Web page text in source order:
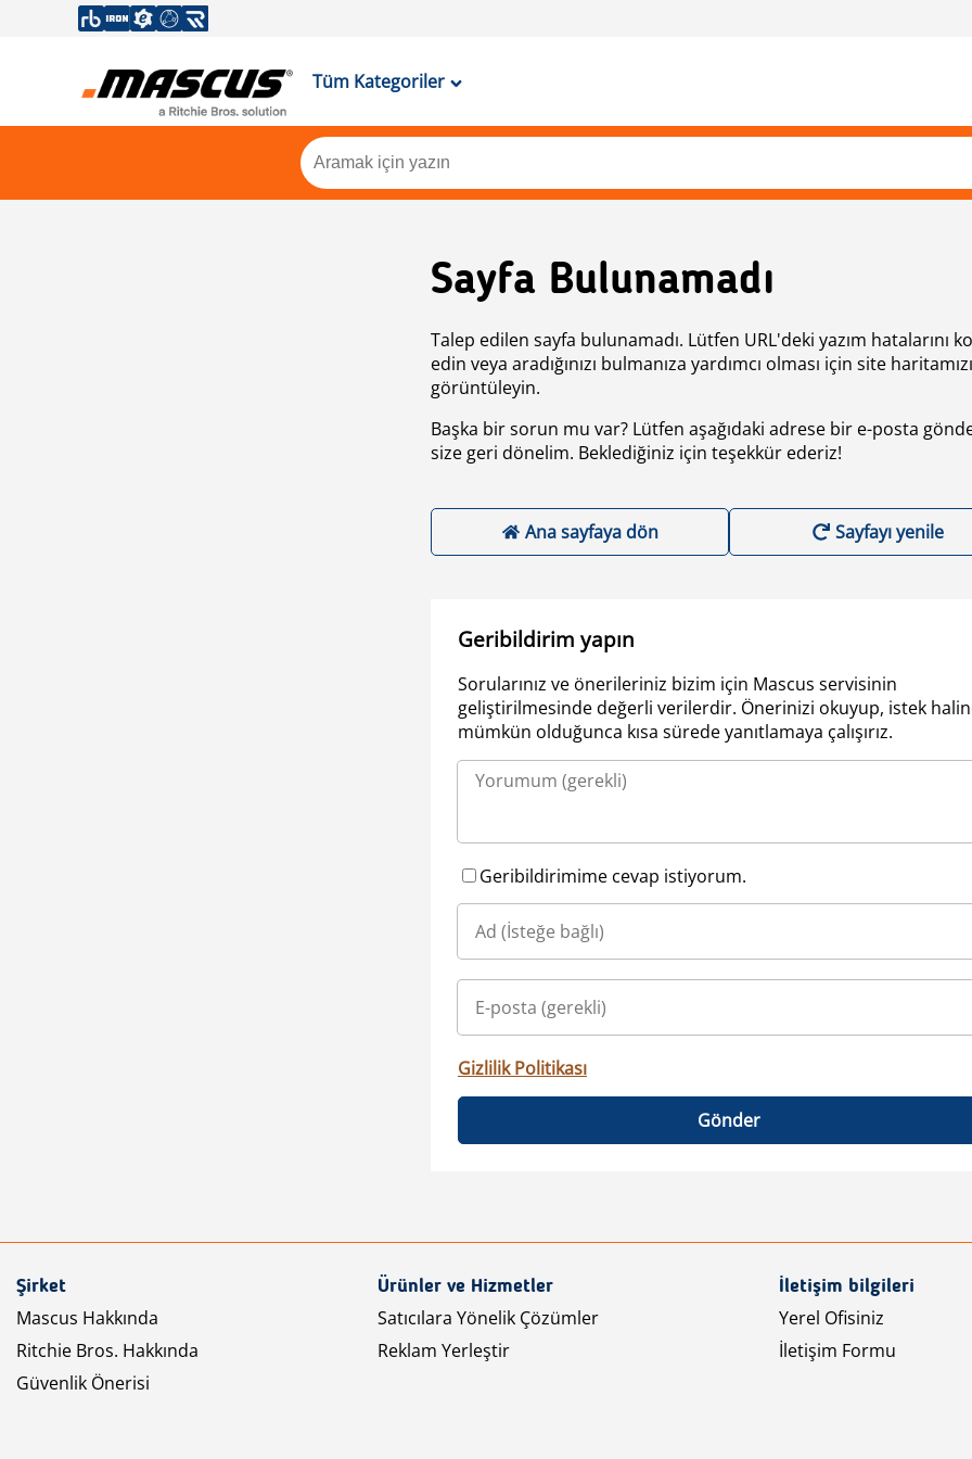
Tüm Kategoriler
Sayfa Bulunamadı
Talep edilen sayfa bulunamadı. Lütfen URL'deki yazım hatalarını
edin veya aradığınızı bulmanıza yardımcı olması için site haritamızı
görüntüleyin.
Başka bir sorun mu var? Lütfen aşağıdaki adrese bir e-posta
size geri dönelim. Beklediğiniz için teşekkür ederiz!
Ana sayfaya dön Sayfayı yenile
Geribildirim yapın
Sorularınız ve önerileriniz bizim için Mascus servisinin
geliştirilmesinde değerli verilerdir. Önerinizi okuyup, istek
mümkün olduğunca kısa sürede yanıtlamaya çalışırız.
Geribildirimime cevap istiyorum.
Gizlilik Politikası
Gönder
Şirket
Mascus Hakkında
Ritchie Bros. Hakkında
Güvenlik Önerisi
Ürünler ve Hizmetler
Satıcılara Yönelik Çözümler
Reklam Yerleştir
İletişim bilgileri
Yerel Ofisiniz
İletişim Formu